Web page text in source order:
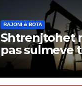
RAJONI & BOTA
Shtrenjtohet
pas sulmeve
SHBA–Iran